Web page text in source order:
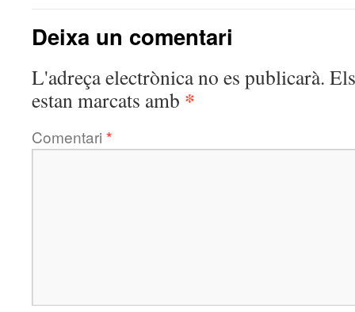
Deixa un comentari
L'adreça electrònica no es publicarà.
estan marcats amb *
Comentari *